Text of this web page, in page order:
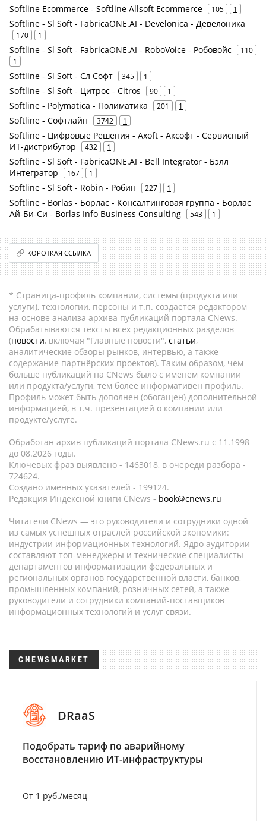
Softline Ecommerce - Softline Allsoft Ecommerce 105 1
Softline - Sl Soft - FabricaONE.AI - Develonica - Девелоника
170 1
Softline - Sl Soft - FabricaONE.AI - RoboVoice - Робовойс
110
1
Softline - Sl Soft - Сл Софт 345 1
Softline - Sl Soft - Цитрос - Citros 90 1
Softline - Polymatica - Полиматика 201 1
Softline - Софтлайн 3742 1
Softline - Цифровые Решения - Axoft - Аксофт - Сервисный
ИТ-дистрибутор
432 1
Softline - Sl Soft - FabricaONE.AI - Bell Integrator - Бэлл
Интегратор
167 1
Softline - Sl Soft - Robin - Робин 227 1
Softline - Borlas - Борлас - Консалтинговая группа - Борлас
Ай-Би-Си - Borlas Info Business Consulting
543 1
КОРОТКАЯ ССЫЛКА
* Страница-профиль компании, системы (продукта или
услуги), технологии, персоны и т.п. создается редактором
на основе анализа архива публикаций портала CNews.
Обрабатываются тексты всех редакционных разделов
(новости, включая "Главные новости", статьи,
аналитические обзоры рынков, интервью, а также
содержание партнёрских проектов). Таким образом, чем
больше публикаций на CNews было с именем компании
или продукта/услуги, тем более информативен профиль.
Профиль может быть дополнен (обогащен) дополнительной
информацией, в т.ч. презентацией о компании или
продукте/услуге.
Обработан архив публикаций портала CNews.ru c 11.1998
до 08.2026 годы.
Ключевых фраз выявлено - 1463018, в очереди разбора -
724624.
Создано именных указателей - 199124.
Редакция Индексной книги CNews - book@cnews.ru
Читатели CNews — это руководители и сотрудники одной
из самых успешных отраслей российской экономики:
индустрии информационных технологий. Ядро аудитории
составляют топ-менеджеры и технические специалисты
департаментов информатизации федеральных и
региональных органов государственной власти, банков,
промышленных компаний, розничных сетей, а также
руководители и сотрудники компаний-поставщиков
информационных технологий и услуг связи.
CNEWSMARKET
DRaaS
Подобрать тариф по аварийному
восстановлению ИТ-инфраструктуры
От 1 руб./месяц